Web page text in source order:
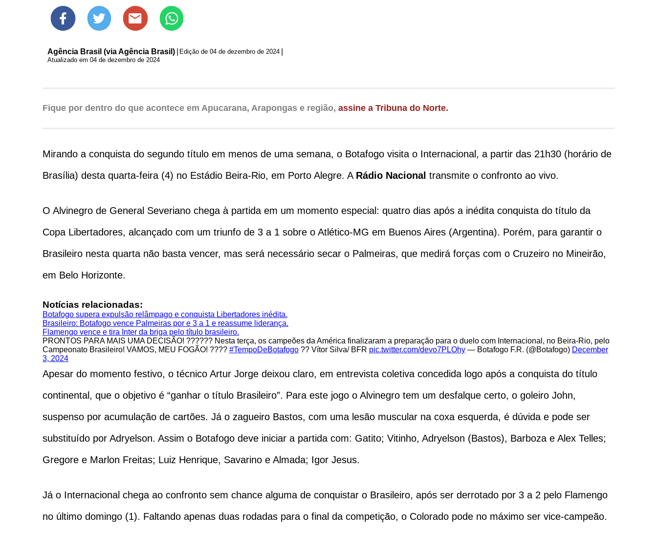
Agência Brasil (via Agência Brasil) Edição de 04 de dezembro de 2024
Atualizado em 04 de dezembro de 2024
Fique por dentro do que acontece em Apucarana, Arapongas e região, assine a Tribuna do Norte.
Mirando a conquista do segundo título em menos de uma semana, o Botafogo visita o Internacional, a partir das 21h30 (horário de
Brasília) desta quarta-feira (4) no Estádio Beira-Rio, em Porto Alegre. A Rádio Nacional transmite o confronto ao vivo.
O Alvinegro de General Severiano chega à partida em um momento especial: quatro dias após a inédita conquista do título da
Copa Libertadores, alcançado com um triunfo de 3 a 1 sobre o Atlético-MG em Buenos Aires (Argentina). Porém, para garantir o
Brasileiro nesta quarta não basta vencer, mas será necessário secar o Palmeiras, que medirá forças com o Cruzeiro no Mineirão,
em Belo Horizonte.
Notícias relacionadas:
Botafogo supera expulsão relâmpago e conquista Libertadores inédita.
Brasileiro: Botafogo vence Palmeiras por e 3 a 1 e reassume liderança.
Flamengo vence e tira Inter da briga pelo título brasileiro.
PRONTOS PARA MAIS UMA DECISÃO! ?????? Nesta terça, os campeões da América finalizaram a preparação para o duelo com Internacional, no Beira-Rio, pelo
Campeonato Brasileiro! VAMOS, MEU FOGÃO! ???? #TempoDeBotafogo ?? Vítor Silva/ BFR pic.twitter.com/devo7PLOhy — Botafogo F.R. (@Botafogo) December
3, 2024
Apesar do momento festivo, o técnico Artur Jorge deixou claro, em entrevista coletiva concedida logo após a conquista do título
continental, que o objetivo é “ganhar o título Brasileiro”. Para este jogo o Alvinegro tem um desfalque certo, o goleiro John,
suspenso por acumulação de cartões. Já o zagueiro Bastos, com uma lesão muscular na coxa esquerda, é dúvida e pode ser
substituído por Adryelson. Assim o Botafogo deve iniciar a partida com: Gatito; Vitinho, Adryelson (Bastos), Barboza e Alex Telles;
Gregore e Marlon Freitas; Luiz Henrique, Savarino e Almada; Igor Jesus.
Já o Internacional chega ao confronto sem chance alguma de conquistar o Brasileiro, após ser derrotado por 3 a 2 pelo Flamengo
no último domingo (1). Faltando apenas duas rodadas para o final da competição, o Colorado pode no máximo ser vice-campeão.